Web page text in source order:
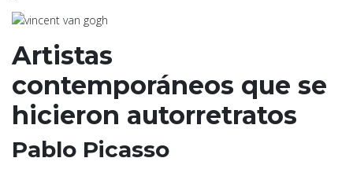
Artistas
contemporáneos que se
hicieron autorretratos
Pablo Picasso